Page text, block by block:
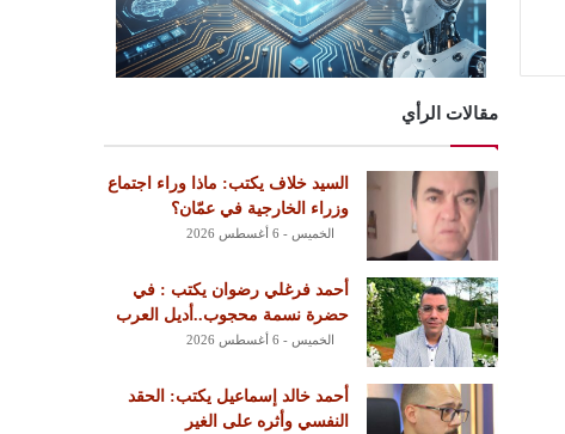
مقالات الرأي
السيد خلاف يكتب: ماذا وراء اجتماع
وزراء الخارجية في عمّان؟
الخميس - 6 أغسطس 2026
أحمد فرغلي رضوان يكتب : في
حضرة نسمة محجوب..أديل العرب
الخميس - 6 أغسطس 2026
أحمد خالد إسماعيل يكتب: الحقد
النفسي وأثره على الغير